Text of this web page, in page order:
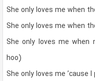
She only loves me when
She only loves me when
She only loves me when
hoo)
She only loves me ’cause